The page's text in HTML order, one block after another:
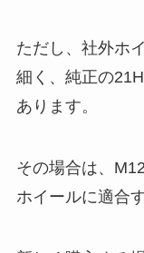
ただし、社外ホ
細く、純正の
あります。
その場合は、
ホイールに適合